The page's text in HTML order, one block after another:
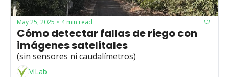
May 25, 2025 • 4 min read
Cómo detectar fallas de riego con
(sin sensores ni caudalímetros)
ViLab